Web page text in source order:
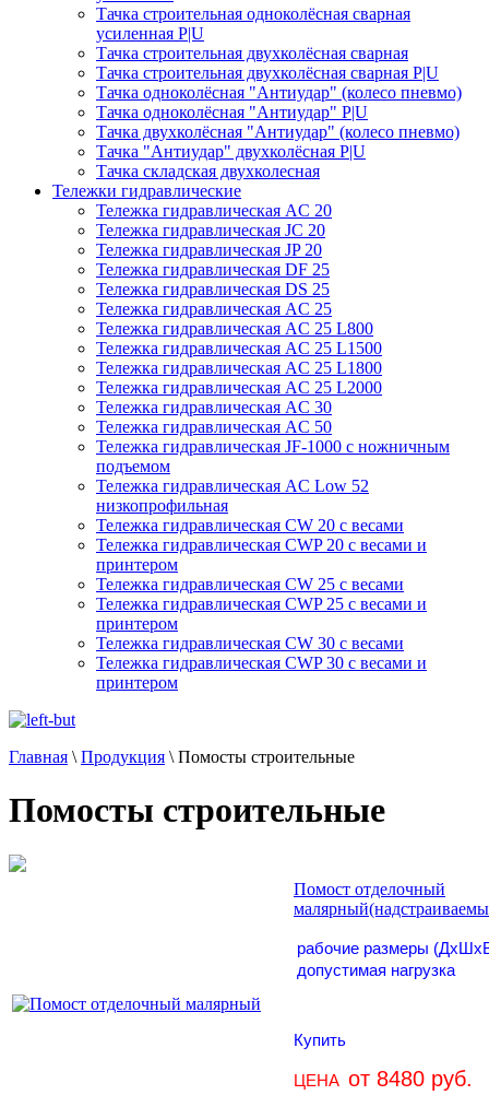
Тачка строительная одноколёсная сварная
усиленная P|U
Тачка строительная двухколёсная сварная
Тачка строительная двухколёсная сварная P|U
Тачка одноколёсная "Антиудар" (колесо пневмо)
Тачка одноколёсная "Антиудар" P|U
Тачка двухколёсная "Антиудар" (колесо пневмо)
Тачка "Антиудар" двухколёсная P|U
Тачка складская двухколесная
Тележки гидравлические
Тележка гидравлическая AC 20
Тележка гидравлическая JC 20
Тележка гидравлическая JP 20
Тележка гидравлическая DF 25
Тележка гидравлическая DS 25
Тележка гидравлическая AC 25
Тележка гидравлическая AC 25 L800
Тележка гидравлическая AC 25 L1500
Тележка гидравлическая AC 25 L1800
Тележка гидравлическая AC 25 L2000
Тележка гидравлическая AC 30
Тележка гидравлическая AC 50
Тележка гидравлическая JF-1000 с ножничным
подъемом
Тележка гидравлическая AC Low 52
низкопрофильная
Тележка гидравлическая CW 20 с весами
Тележка гидравлическая CWP 20 с весами и
принтером
Тележка гидравлическая CW 25 с весами
Тележка гидравлическая CWP 25 с весами и
принтером
Тележка гидравлическая CW 30 с весами
Тележка гидравлическая CWP 30 с весами и
принтером
Главная \ Продукция \ Помосты строительные
Помосты строительные
Помост отделочный
малярный
рабочие размеры
допустимая нагрузка
Купить
ЦЕНА от 8480 руб.